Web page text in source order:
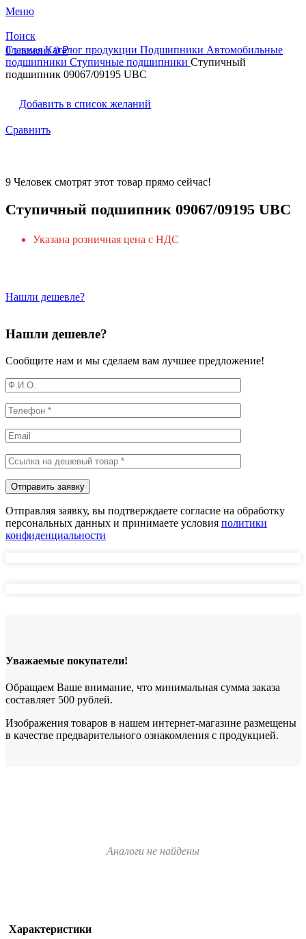
Меню
Поиск
0элемент 0₽
ГлавнаяКаталог продукции Подшипники Автомобильные
подшипники Ступичные подшипники Ступичный
подшипник 09067/09195 UBC
Добавить в список желаний
Сравнить
9 Человек смотрят этот товар прямо сейчас!
Ступичный подшипник 09067/09195 UBC
Указана розничная цена с НДС
Нашли дешевле?
Нашли дешевле?
Сообщите нам и мы сделаем вам лучшее предложение!
Отправляя заявку, вы подтверждаете согласие на обработку
персональных данных и принимаете условия политики
конфиденциальности
Уважаемые покупатели!
Обращаем Ваше внимание, что минимальная сумма заказа
составляет 500 рублей.
Изображения товаров в нашем интернет-магазине размещены
в качестве предварительного ознакомления с продукцией.
Аналоги не найдены
Характеристики